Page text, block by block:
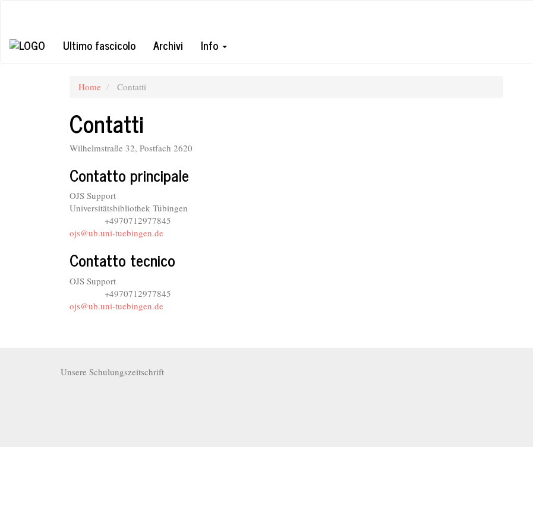
principale
Ultimo fascicolo
Archivi Info
Home Contatti
Contatti
Wilhelmstraße 32, Postfach 2620
Contatto principale
OJS Support
Universitätsbibliothek Tübingen
+4970712977845
ojs@ub.uni-tuebingen.de
Contatto tecnico
OJS Support
+4970712977845
ojs@ub.uni-tuebingen.de
Unsere Schulungszeitschrift